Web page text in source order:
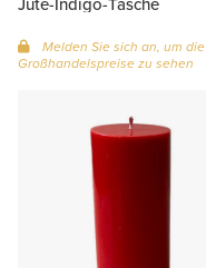
Melden Sie sich an, um die
Großhandelspreise zu sehen